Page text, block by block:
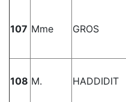
107 Mme GROS
108 M. HADDIDIT